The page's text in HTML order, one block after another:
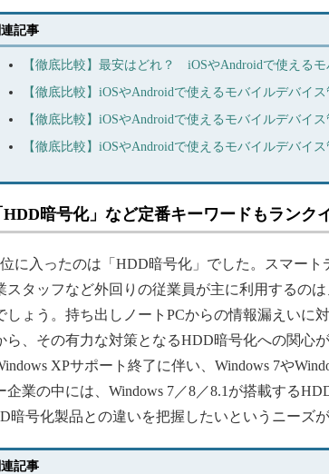
連記事
【徹底比較】最安はどれ？ iOSやAndroidで使える
【徹底比較】iOSやAndroidで使えるモバイルデバイ
【徹底比較】iOSやAndroidで使えるモバイルデバイ
【徹底比較】iOSやAndroidで使えるモバイルデバイ
HDD暗号化」など定番キーワードもランク
に入ったのは「HDD暗号化」でした。スマート
スタッフなど外回りの従業員が主に利用するの
しょう。持ち出しノートPCからの情報漏えいに
ら、その有力な対策となるHDD暗号化への関心
XPサポート終了に伴い、Windows 7や
企業の中には、Windows 7／8／8.1が搭載する
暗号化製品との違いを把握したいというニーズ
連記事